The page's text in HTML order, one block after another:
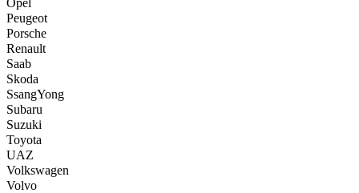
Peugeot
Porsche
Renault
Saab
Skoda
SsangYong
Subaru
Suzuki
Toyota
UAZ
Volkswagen
Volvo